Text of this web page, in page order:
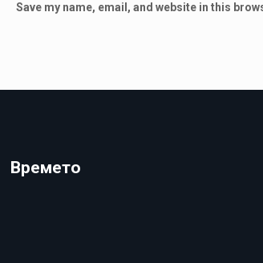
Save my name, email, and website in this
Времето